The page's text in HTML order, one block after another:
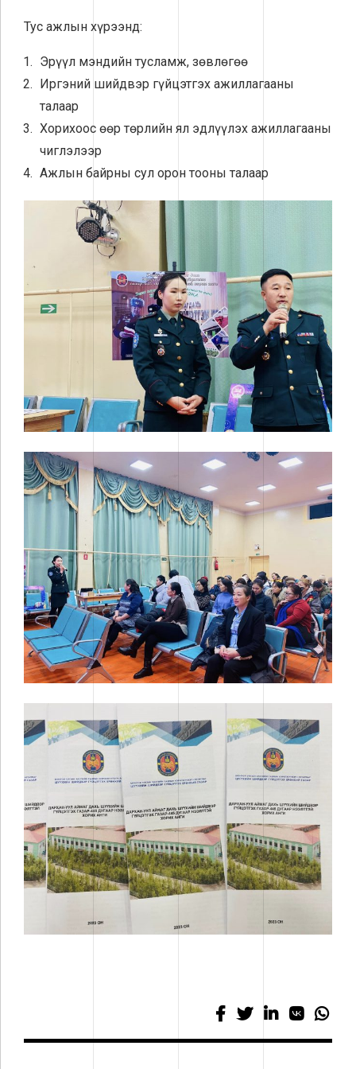
Тус ажлын хүрээнд:
Эрүүл мэндийн тусламж, зөвлөгөө
Иргэний шийдвэр гүйцэтгэх ажиллагааны
талаар
Хорихоос өөр төрлийн ял эдлүүлэх ажиллагааны
чиглэлээр
Ажлын байрны сул орон тооны талаар